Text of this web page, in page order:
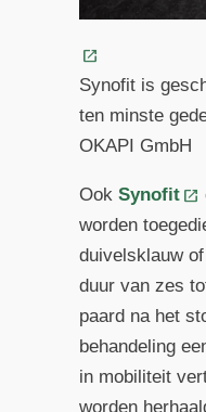
Synofit is
ten minste
OKAPI GmbH
Ook Synofit
worden
duivelsklauw
duur van zes
paard na het
behandeling
in mobiliteit
worden